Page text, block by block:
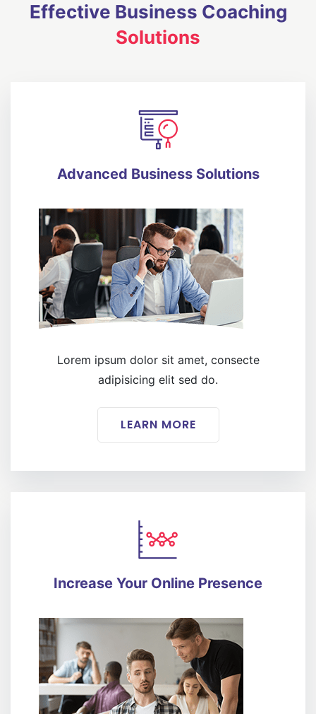
Effective Business Coaching
Solutions
Advanced Business Solutions
Lorem ipsum dolor sit amet, consecte
adipisicing elit sed do.
LEARN MORE
Increase Your Online Presence